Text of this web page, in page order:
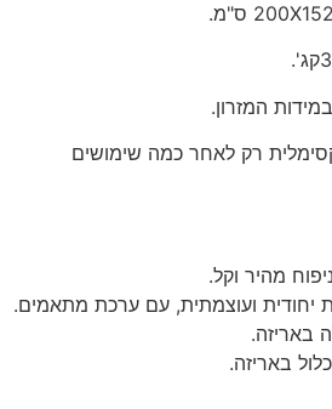
המזרון.
רק לאחר כמה שימושים
מהיר וקל.
יחודית ועוצמתית, עם ערכת מתאמים.
באריזה.
באריזה.